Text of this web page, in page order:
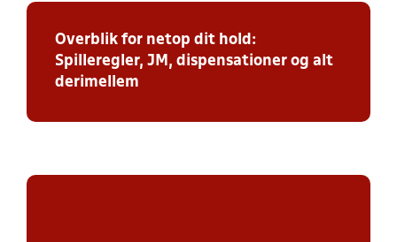
Overblik for netop dit hold:
Spilleregler, JM, dispensationer og alt
derimellem